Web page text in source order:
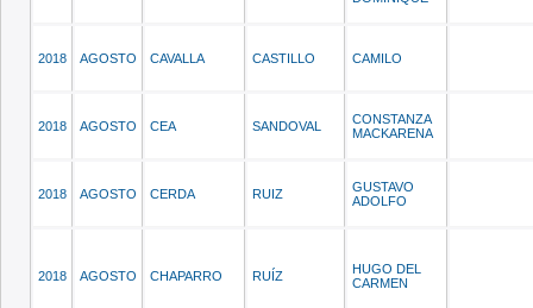
2018 AGOSTO CAVALLA CASTILLO CAMILO
2018 AGOSTO CEA SANDOVAL
CONSTANZA
MACKARENA
2018 AGOSTO CERDA RUIZ
GUSTAVO
ADOLFO
2018 AGOSTO CHAPARRO RUÍZ
HUGO DEL
CARMEN